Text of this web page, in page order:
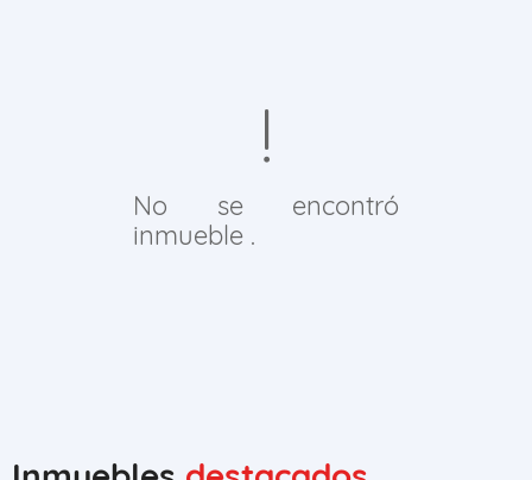
No se encontró
inmueble .